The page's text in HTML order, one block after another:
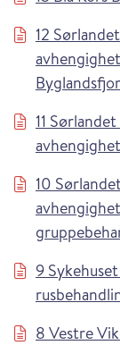
12
11
10
9
8 Vestre